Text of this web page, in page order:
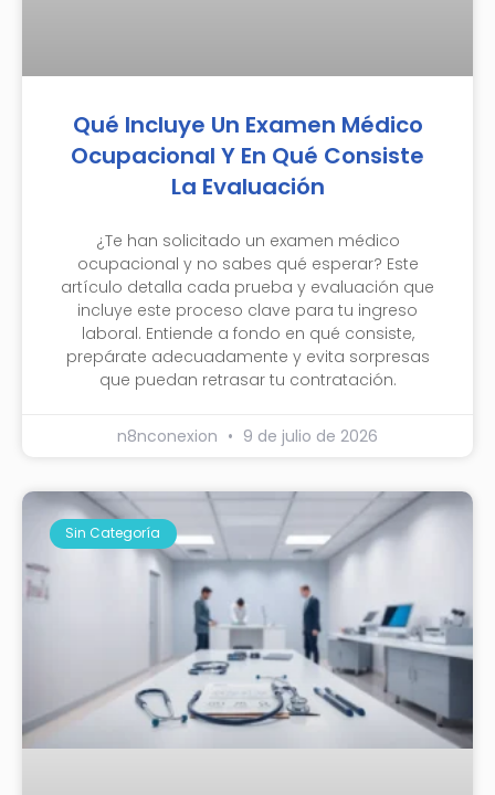
Qué Incluye Un Examen Médico
Ocupacional Y En Qué Consiste
La Evaluación
¿Te han solicitado un examen médico
ocupacional y no sabes qué esperar? Este
artículo detalla cada prueba y evaluación que
incluye este proceso clave para tu ingreso
laboral. Entiende a fondo en qué consiste,
prepárate adecuadamente y evita sorpresas
que puedan retrasar tu contratación.
n8nconexion 9 de julio de 2026
Sin Categoría